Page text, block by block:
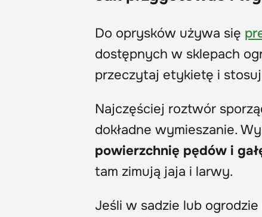
Do oprysków używa się
dostępnych w sklepach
przeczytaj etykietę i
Najczęściej roztwór
dokładne wymieszanie.
powierzchnię pędów i
tam zimują jaja i larwy.
Jeśli w sadzie lub